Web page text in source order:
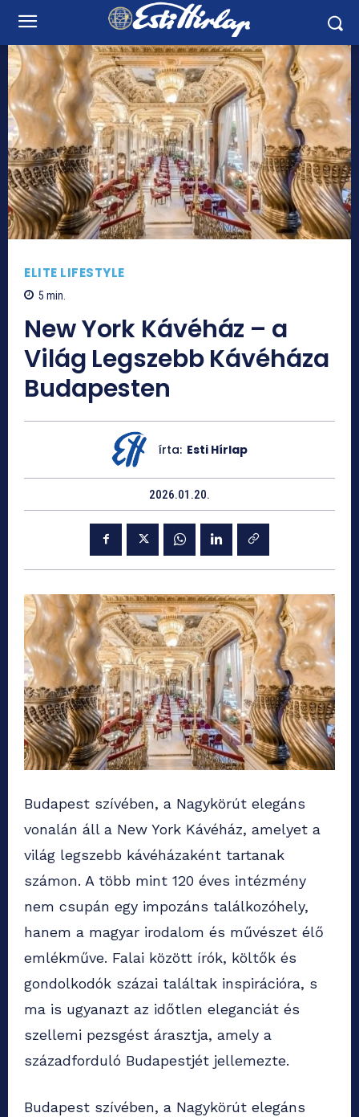
ELITE LIFESTYLE
5 min.
New York Kávéház – a
Világ Legszebb Kávéháza
Budapesten
írta: Esti Hírlap
2026.01.20.
Budapest szívében, a Nagykörút elegáns
vonalán áll a New York Kávéház, amelyet a
világ legszebb kávéházaként tartanak
számon. A több mint 120 éves intézmény
nem csupán egy impozáns találkozóhely,
hanem a magyar irodalom és művészet élő
emlékműve. Falai között írók, költők és
gondolkodók százai találtak inspirációra, s
ma is ugyanazt az időtlen eleganciát és
szellemi pezsgést árasztja, amely a
századforduló Budapestjét jellemezte.
Budapest szívében, a Nagykörút elegáns